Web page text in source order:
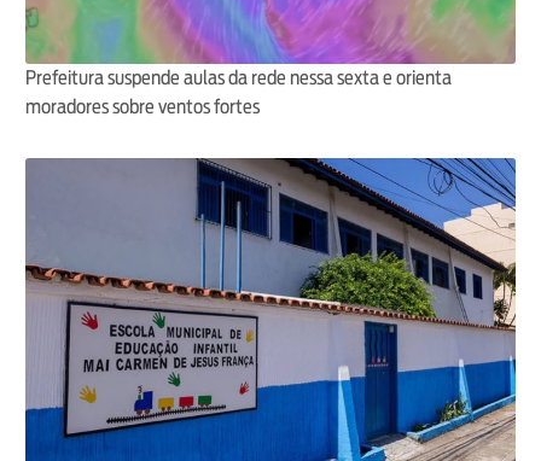
Prefeitura suspende aulas da rede nessa sexta e orienta
moradores sobre ventos fortes